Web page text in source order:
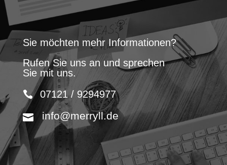
Sie möchten mehr Informationen?
Rufen Sie uns an und sprechen
Sie mit uns.
07121 / 9294977
info@merryll.de